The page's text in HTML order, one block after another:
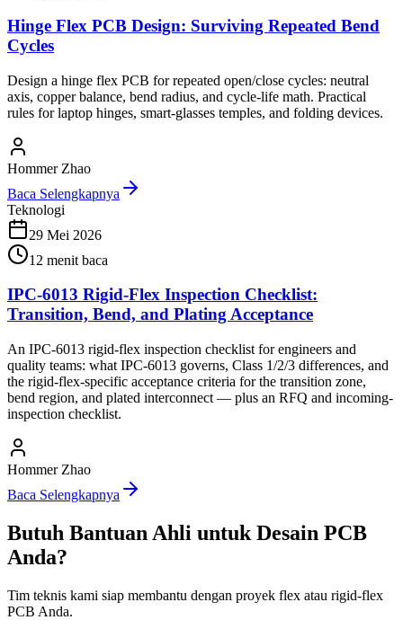
Hinge Flex PCB Design: Surviving Repeated Bend
Cycles
Design a hinge flex PCB for repeated open/close cycles: neutral
axis, copper balance, bend radius, and cycle-life math. Practical
rules for laptop hinges, smart-glasses temples, and folding devices.
Hommer Zhao
Baca Selengkapnya
Teknologi
29 Mei 2026
12 menit baca
IPC-6013 Rigid-Flex Inspection Checklist:
Transition, Bend, and Plating Acceptance
An IPC-6013 rigid-flex inspection checklist for engineers and
quality teams: what IPC-6013 governs, Class 1/2/3 differences, and
the rigid-flex-specific acceptance criteria for the transition zone,
bend region, and plated interconnect — plus an RFQ and incoming-
inspection checklist.
Hommer Zhao
Baca Selengkapnya
Butuh Bantuan Ahli untuk Desain PCB
Anda?
Tim teknis kami siap membantu dengan proyek flex atau rigid-flex
PCB Anda.